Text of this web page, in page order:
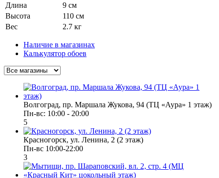
Длина
9 см
Высота
110 см
Вес
2.7 кг
Наличие в магазинах
Калькулятор обоев
Волгоград, пр. Маршала Жукова, 94 (ТЦ «Аура» 1 этаж)
Пн-вс: 10:00 - 20:00
5
Красногорск, ул. Ленина, 2 (2 этаж)
Пн-вс 10:00-22:00
3